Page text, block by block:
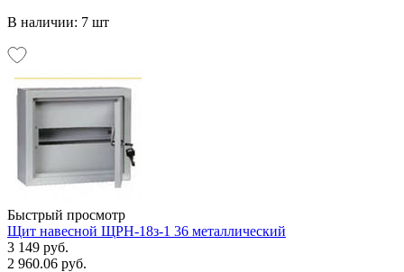
В наличии: 7 шт
Быстрый просмотр
Щит навесной ЩРН-18з-1 36 металлический
3 149 руб.
2 960.06 руб.